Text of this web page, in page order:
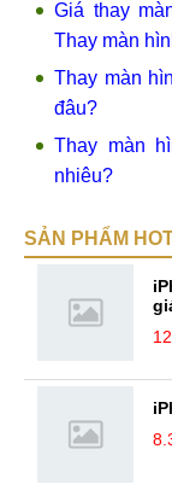
Giá thay
Thay màn
Thay màn
đâu?
Thay màn
nhiêu?
SẢN PHẨM